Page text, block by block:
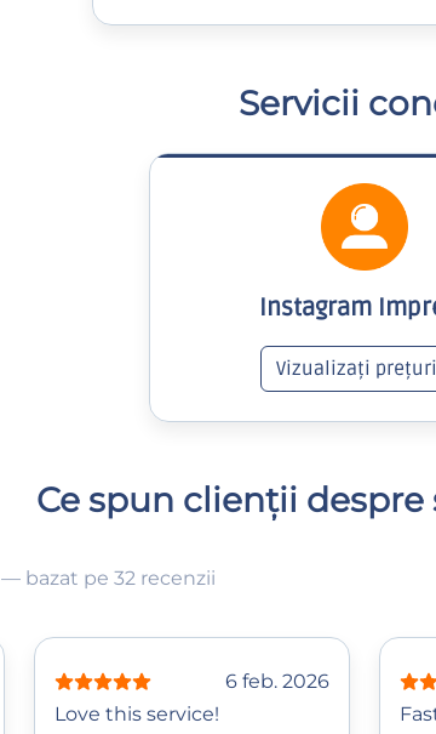
Servicii
Instagram
Vizualizați
Ce spun clienții
— bazat pe 32 recenzii
6 feb. 2026
Love this service!